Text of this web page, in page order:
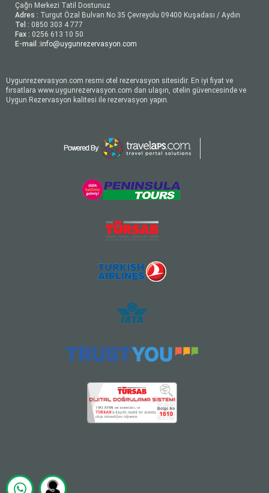
Çağrı Merkezi Tatil Dostunuz
Adres : Turgut Özal Bulvarı No 35 Çevreyolu 09400 Kuşadası / Aydın
Tel : 0850 303 4 777
Fax : 0256 613 10 50
E-mail :info@uygunrezervasyon.com
Uygunrezervasyon.com resmi otel rezervasyon sitesidir. En iyi fiyat ve
fırsatlara www.uygunrezervasyon.com dan ulaşın, otelin güvencesinde ve
Uygun Rezervasyon kalitesi ile rezervasyon yapın.